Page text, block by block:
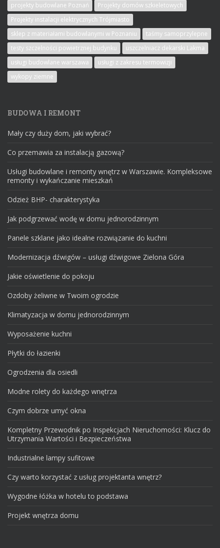
projekty budowlane Poznań
Projekty domów szkieletowych
Projekty instalacji elektrycznych Trójmiasto
sklep z materiałami budowlanymi w Poznaniu
taśmy samoprzylepne
testy szczelności powietrznej budynku
uszczelniacz dekarski Lakma
usługi budowlane warszawa
usługi z zakresu termowizji
wykopy ziemne
BUDOWA I REMONT
Mały czy duży dom, jaki wybrać?
Co przemawia za instalacją gazową?
Usługi budowlane i remonty wnętrz w Warszawie. Kompleksowe
remonty i wykańczanie mieszkań
Odzież BHP- charakterystyka
Jak podgrzewać wodę w domu jednorodzinnym
Panele szklane jako idealne rozwiązanie do kuchni
Modernizacja dźwigów – usługi dźwigowe Zielona Góra
Jakie oświetlenie do pokoju
Ozdoby żeliwne w Twoim ogrodzie
Klimatyzacja w domu jednorodzinnym
Wyposażenie kuchni
Płytki do łazienki
Ogrodzenia dla osiedli
Modne rolety do każdego wnętrza
Czym dobrze umyć okna
Kompletny Przewodnik po Inspekcjach Nieruchomości: Klucz do
Utrzymania Wartości i Bezpieczeństwa
Industrialne lampy sufitowe
Czy warto korzystać z usług projektanta wnętrz?
Wygodne łóżka w hotelu to podstawa
Projekt wnętrza domu